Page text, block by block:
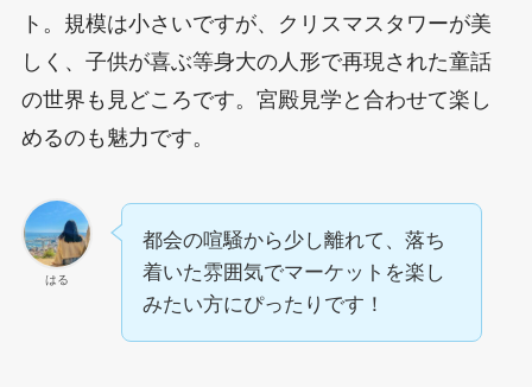
ト。規模は小さいですが、クリスマスタワーが美
しく、子供が喜ぶ等身大の人形で再現された童話
の世界も見どころです。宮殿見学と合わせて楽し
めるのも魅力です。
はる
都会の喧騒から少し離れて、落ち
着いた雰囲気でマーケットを楽し
みたい方にぴったりです！